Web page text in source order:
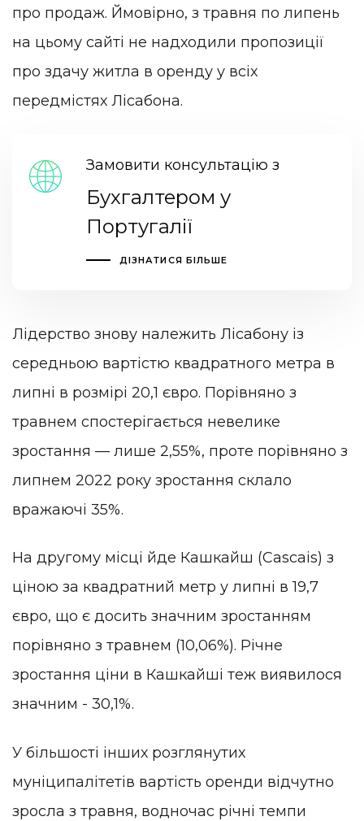
про продаж. Ймовірно, з травня по липень
на цьому сайті не надходили пропозиції
про здачу житла в оренду у всіх
передмістях Лісабона.
Замовити консультацію з
Бухгалтером у
Португалії
ДІЗНАТИСЯ БІЛЬШЕ
Лідерство знову належить Лісабону із
середньою вартістю квадратного метра в
липні в розмірі 20,1 євро. Порівняно з
травнем спостерігається невелике
зростання — лише 2,55%, проте порівняно з
липнем 2022 року зростання склало
вражаючі 35%.
На другому місці йде Кашкайш (Cascais) з
ціною за квадратний метр у липні в 19,7
євро, що є досить значним зростанням
порівняно з травнем (10,06%). Річне
зростання ціни в Кашкайші теж виявилося
значним - 30,1%.
У більшості інших розглянутих
муніципалітетів вартість оренди відчутно
зросла з травня, водночас річні темпи